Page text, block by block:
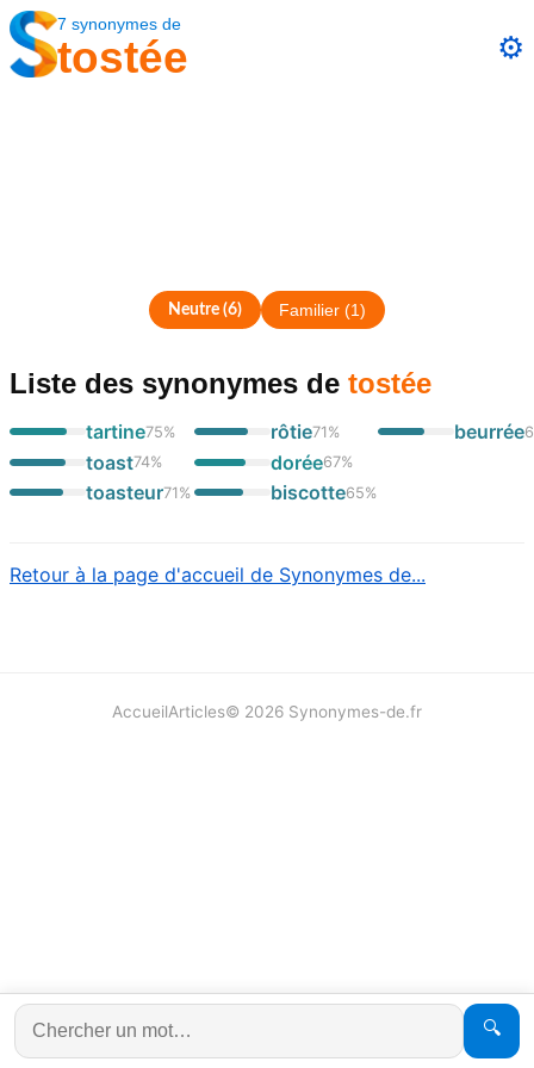
7 synonymes de
tostée ⚙️
Neutre(6) Familier (1)
Liste des synonymes de tostée
tartine75%
toast74%
toasteur71 %
rôtie71%
dorée67%
biscotte65%
beurrée
Retour à la page d'accueil de Synonymes de...
🔍
AccueilArticles© 2026 Synonymes-de.fr